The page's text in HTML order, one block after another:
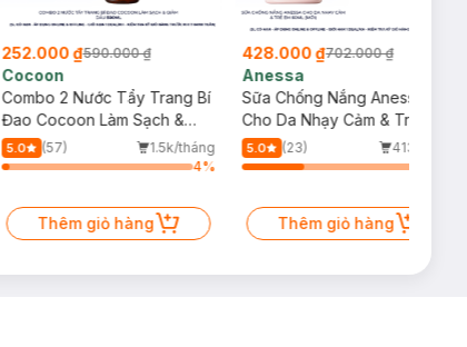
252.000 ₫590.000 ₫
Cocoon
Combo 2 Nước Tẩy Trang Bí
Đao Cocoon Làm Sạch &
Giảm Dầu 500ml
5.0 (57)
1.5k/tháng
4%
Thêm giỏ hàng
428.000 ₫702.000 ₫
Anessa
Sữa Chống Nắng Anessa
Cho Da Nhạy Cảm & Trẻ Em
60ml (Mới)
5.0 (23)
413/tháng
Thêm giỏ hàng